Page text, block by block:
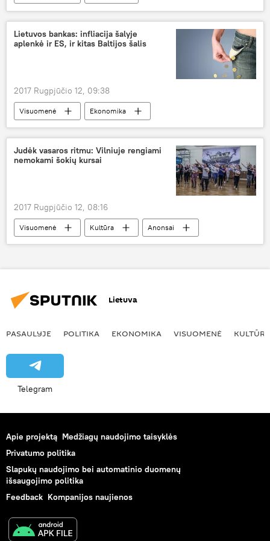
Lietuvos zoologijos sodas
gyvūnai
jaunikliai
Kaunas — antroji Lietuvos sostinė
Lietuvos bankas: infliacija šalyje
aplenkė ir ES, ir kitas Baltijos šalis
2017 Rugpjūčio 12, 09:38
Visuomenė
Ekonomika
Baltijos šalys
Europos Sąjunga (ES)
Lietuvos bankas
infliacija
kainos
kainų augimas
Judėk vasaros ritmu: Vilniuje rengiami
nemokami šokių kursai
2017 Rugpjūčio 12, 08:16
Visuomenė Kultūra
Anonsai
Vilnius
Judėk vasaros ritmu
Skillz
Lietuva
PASAULYJE POLITIKA EKONOMIKA VISUOMENĖ KULTŪRA
Telegram
Apie projektą Medžiagų naudojimo taisyklės
Privatumo politika
Slapukų naudojimo bei automatinio duomenų
išsaugojimo politika
Feedback Kompanijos naujienos